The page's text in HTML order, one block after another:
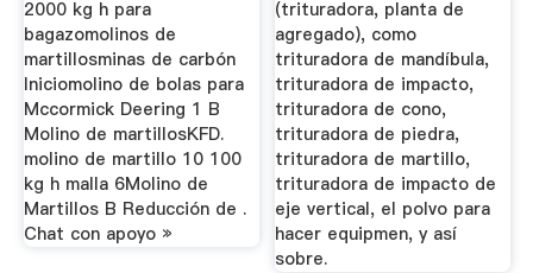
2000 kg h para
bagazomolinos de
martillosminas de carbón
Iniciomolino de bolas para
Mccormick Deering 1 B
Molino de martillosKFD.
molino de martillo 10 100
kg h malla 6Molino de
Martillos B Reducción de .
Chat con apoyo »
(trituradora, planta de
agregado), como
trituradora de mandíbula,
trituradora de impacto,
trituradora de cono,
trituradora de piedra,
trituradora de martillo,
trituradora de impacto de
eje vertical, el polvo para
hacer equipmen, y así
sobre.